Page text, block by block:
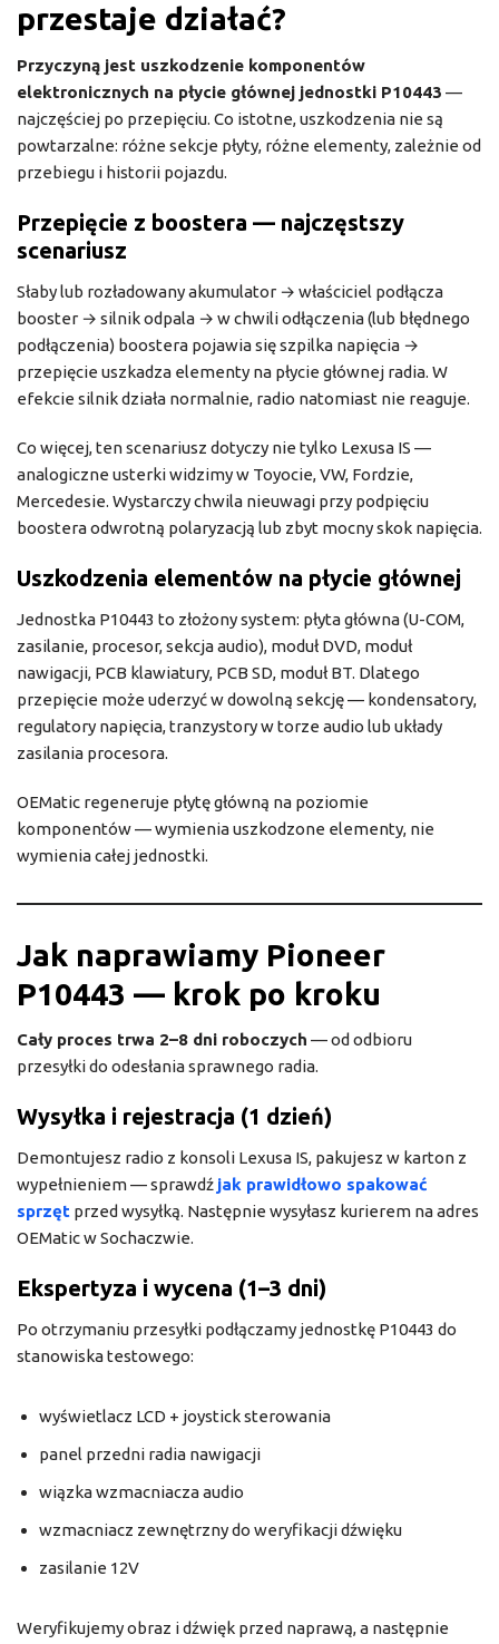
przestaje działać?
Przyczyną jest uszkodzenie komponentów
elektronicznych na płycie głównej jednostki P10443 —
najczęściej po przepięciu. Co istotne, uszkodzenia nie są
powtarzalne: różne sekcje płyty, różne elementy, zależnie od
przebiegu i historii pojazdu.
Przepięcie z boostera — najczęstszy
scenariusz
Słaby lub rozładowany akumulator → właściciel podłącza
booster → silnik odpala → w chwili odłączenia (lub błędnego
podłączenia) boostera pojawia się szpilka napięcia →
przepięcie uszkadza elementy na płycie głównej radia. W
efekcie silnik działa normalnie, radio natomiast nie reaguje.
Co więcej, ten scenariusz dotyczy nie tylko Lexusa IS —
analogiczne usterki widzimy w Toyocie, VW, Fordzie,
Mercedesie. Wystarczy chwila nieuwagi przy podpięciu
boostera odwrotną polaryzacją lub zbyt mocny skok napięcia.
Uszkodzenia elementów na płycie głównej
Jednostka P10443 to złożony system: płyta główna (U-COM,
zasilanie, procesor, sekcja audio), moduł DVD, moduł
nawigacji, PCB klawiatury, PCB SD, moduł BT. Dlatego
przepięcie może uderzyć w dowolną sekcję — kondensatory,
regulatory napięcia, tranzystory w torze audio lub układy
zasilania procesora.
OEMatic regeneruje płytę główną na poziomie
komponentów — wymienia uszkodzone elementy, nie
wymienia całej jednostki.
Jak naprawiamy Pioneer
P10443 — krok po kroku
Cały proces trwa 2–8 dni roboczych — od odbioru
przesyłki do odesłania sprawnego radia.
Wysyłka i rejestracja (1 dzień)
Demontujesz radio z konsoli Lexusa IS, pakujesz w karton z
wypełnieniem — sprawdź jak prawidłowo spakować
sprzęt przed wysyłką. Następnie wysyłasz kurierem na adres
OEMatic w Sochaczwie.
Ekspertyza i wycena (1–3 dni)
Po otrzymaniu przesyłki podłączamy jednostkę P10443 do
stanowiska testowego:
wyświetlacz LCD + joystick sterowania
panel przedni radia nawigacji
wiązka wzmacniacza audio
wzmacniacz zewnętrzny do weryfikacji dźwięku
zasilanie 12V
Weryfikujemy obraz i dźwięk przed naprawą, a następnie